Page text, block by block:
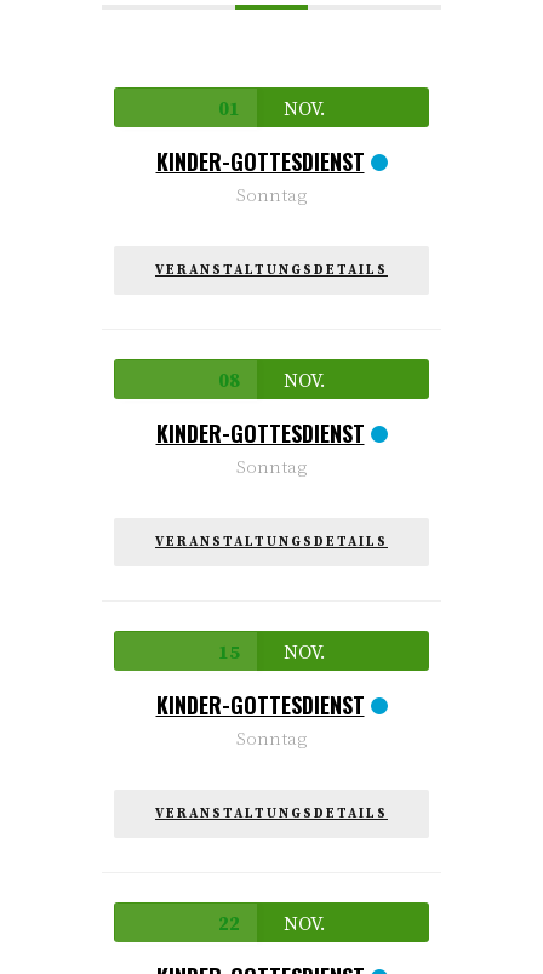
01 NOV.
KINDER-GOTTESDIENST
Sonntag
VERANSTALTUNGSDETAILS
08 NOV.
KINDER-GOTTESDIENST
Sonntag
VERANSTALTUNGSDETAILS
15 NOV.
KINDER-GOTTESDIENST
Sonntag
VERANSTALTUNGSDETAILS
22 NOV.